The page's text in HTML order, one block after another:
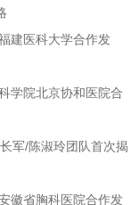
建医科大学合作发
学院北京协和医院合
军/陈淑玲团队首次揭
徽省胸科医院合作发